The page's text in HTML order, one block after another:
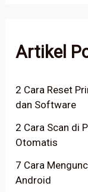
Artikel
2 Cara Reset
dan Software
2 Cara Scan di
Otomatis
7 Cara
Android